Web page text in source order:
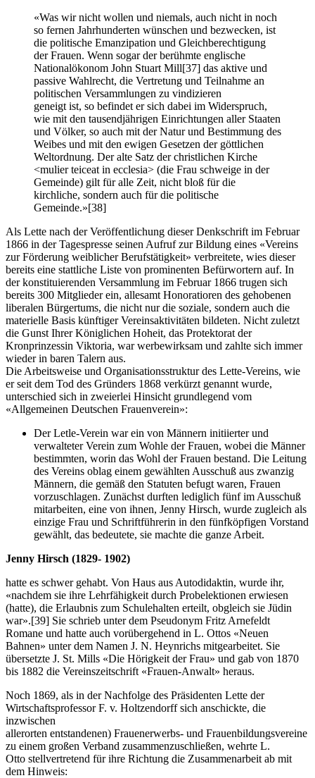
«Was wir nicht wollen und niemals, auch nicht in noch
so fernen Jahrhunderten wünschen und bezwecken, ist
die politische Emanzipation und Gleichberechtigung
der Frauen. Wenn sogar der berühmte englische
Nationalökonom John Stuart Mill[37] das aktive und
passive Wahlrecht, die Vertretung und Teilnahme an
politischen Versammlungen zu vindizieren
geneigt ist, so befindet er sich dabei im Widerspruch,
wie mit den tausendjährigen Einrichtungen aller Staaten
und Völker, so auch mit der Natur und Bestimmung des
Weibes und mit den ewigen Gesetzen der göttlichen
Weltordnung. Der alte Satz der christlichen Kirche
<mulier teiceat in ecclesia> (die Frau schweige in der
Gemeinde) gilt für alle Zeit, nicht bloß für die
kirchliche, sondern auch für die politische
Gemeinde.»[38]
Als Lette nach der Veröffentlichung dieser Denkschrift im Februar
1866 in der Tagespresse seinen Aufruf zur Bildung eines «Vereins
zur Förderung weiblicher Berufstätigkeit» verbreitete, wies dieser
bereits eine stattliche Liste von prominenten Befürwortern auf. In
der konstituierenden Versammlung im Februar 1866 trugen sich
bereits 300 Mitglieder ein, allesamt Honoratioren des gehobenen
liberalen Bürgertums, die nicht nur die soziale, sondern auch die
materielle Basis künftiger Vereinsaktivitäten bildeten. Nicht zuletzt
die Gunst Ihrer Königlichen Hoheit, das Protektorat der
Kronprinzessin Viktoria, war werbewirksam und zahlte sich immer
wieder in baren Talern aus.
Die Arbeitsweise und Organisationsstruktur des Lette-Vereins, wie
er seit dem Tod des Gründers 1868 verkürzt genannt wurde,
unterschied sich in zweierlei Hinsicht grundlegend vom
«Allgemeinen Deutschen Frauenverein»:
Der Letle-Verein war ein von Männern initiierter und
verwalteter Verein zum Wohle der Frauen, wobei die Männer
bestimmten, worin das Wohl der Frauen bestand. Die Leitung
des Vereins oblag einem gewählten Ausschuß aus zwanzig
Männern, die gemäß den Statuten befugt waren, Frauen
vorzuschlagen. Zunächst durften lediglich fünf im Ausschuß
mitarbeiten, eine von ihnen, Jenny Hirsch, wurde zugleich als
einzige Frau und Schriftführerin in den fünfköpfigen Vorstand
gewählt, das bedeutete, sie machte die ganze Arbeit.
Jenny Hirsch (1829- 1902)
hatte es schwer gehabt. Von Haus aus Autodidaktin, wurde ihr,
«nachdem sie ihre Lehrfähigkeit durch Probelektionen erwiesen
(hatte), die Erlaubnis zum Schulehalten erteilt, obgleich sie Jüdin
war».[39] Sie schrieb unter dem Pseudonym Fritz Arnefeldt
Romane und hatte auch vorübergehend in L. Ottos «Neuen
Bahnen» unter dem Namen J. N. Heynrichs mitgearbeitet. Sie
übersetzte J. St. Mills «Die Hörigkeit der Frau» und gab von 1870
bis 1882 die Vereinszeitschrift «Frauen-Anwalt» heraus.
Noch 1869, als in der Nachfolge des Präsidenten Lette der
Wirtschaftsprofessor F. v. Holtzendorff sich anschickte, die
inzwischen
allerorten entstandenen) Frauenerwerbs- und Frauenbildungsvereine
zu einem großen Verband zusammenzuschließen, wehrte L.
Otto stellvertretend für ihre Richtung die Zusammenarbeit ab mit
dem Hinweis: